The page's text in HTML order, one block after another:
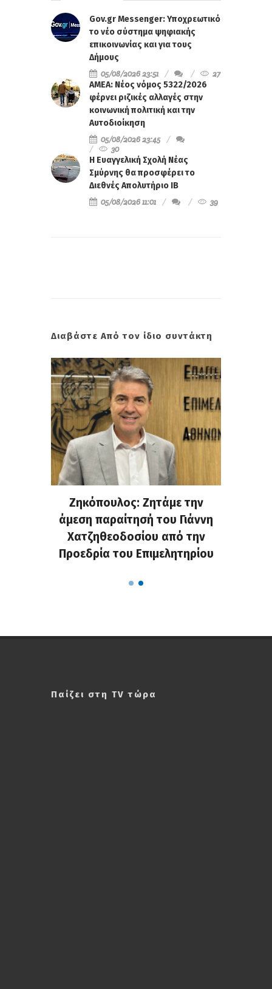
Gov.gr Messenger: Υποχρεωτικό
το νέο σύστημα ψηφιακής
επικοινωνίας και για τους
Δήμους
05/08/2026 23:51
27
ΑΜΕΑ: Νέος νόμος 5322/2026
φέρνει ριζικές αλλαγές στην
κοινωνική πολιτική και την
Αυτοδιοίκηση
05/08/2026 23:45
30
Η Ευαγγελική Σχολή Νέας
Σμύρνης θα προσφέρει το
Διεθνές Απολυτήριο IB
05/08/2026 11:01
39
Διαβάστε Από τον ίδιο συντάκτη
Ζηκόπουλος: Ζητάμε την
άμεση παραίτησή του Γιάννη
Χατζηθεοδοσίου από την
Προεδρία του Επιμελητηρίου
Παίζει στη TV τώρα